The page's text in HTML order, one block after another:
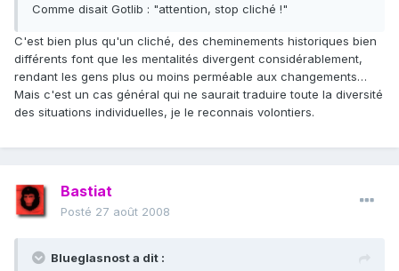
Comme disait Gotlib : "attention, stop cliché !"
C'est bien plus qu'un cliché, des cheminements historiques bien
différents font que les mentalités divergent considérablement,
rendant les gens plus ou moins perméable aux changements…
Mais c'est un cas général qui ne saurait traduire toute la diversité
des situations individuelles, je le reconnais volontiers.
Bastiat
Posté 27 août 2008
Blueglasnost a dit :